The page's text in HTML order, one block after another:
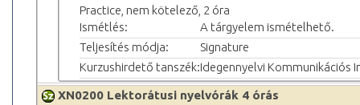
Practice, nem kötelező, 2 óra
Ismétlés:
A tárgyelem ismételhető.
Teljesítés módja:
Signature
Kurzushirdető tanszék:Idegennyelvi Kommunikációs
XN0200 Lektorátusi nyelvórák 4 órás